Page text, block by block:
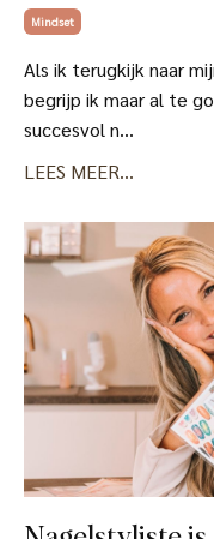
Mindset
Als ik terugkijk naar
begrijp ik maar al te
succesvol n...
LEES MEER...